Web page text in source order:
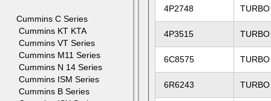
4P2748
4P3515
6C8575
6R6243
​ Cummins C Series
Cummins KT KTA
Cummins VT Series
Cummins M11 Series
Cummins N 14 Series
Cummins ISM Series
Cummins B Series